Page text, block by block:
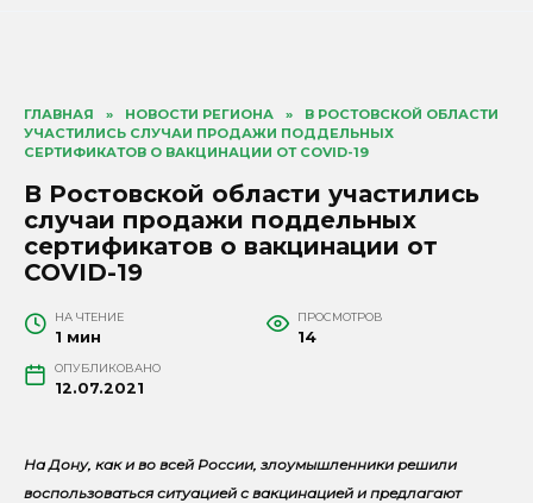
ГЛАВНАЯ » НОВОСТИ РЕГИОНА »
В РОСТОВСКОЙ ОБЛАСТИ
УЧАСТИЛИСЬ СЛУЧАИ ПРОДАЖИ ПОДДЕЛЬНЫХ
СЕРТИФИКАТОВ О ВАКЦИНАЦИИ ОТ COVID-19
В Ростовской области участились
случаи продажи поддельных
сертификатов о вакцинации от
COVID-19
НА ЧТЕНИЕ
1 мин
ПРОСМОТРОВ
14
ОПУБЛИКОВАНО
12.07.2021
На Дону, как и во всей России, злоумышленники решили
воспользоваться ситуацией с вакцинацией и предлагают